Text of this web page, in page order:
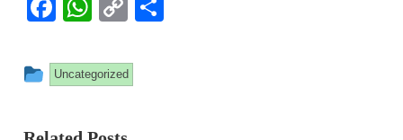
Facebook
WhatsApp
Copy
This entry was posted in
Uncategorized